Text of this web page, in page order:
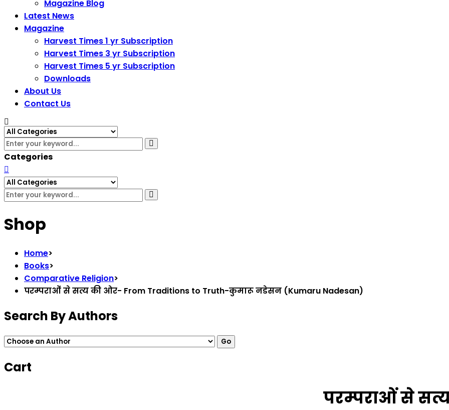
Magazine Blog
Latest News
Magazine
Harvest Times 1 yr Subscription
Harvest Times 3 yr Subscription
Harvest Times 5 yr Subscription
Downloads
About Us
Contact Us
Categories
Shop
Home>
Books>
Comparative Religion>
परम्पराओं से सत्य की ओर- From Traditions to Truth-कुमारू नडेसन (Kumaru Nadesan)
Search By Authors
Cart
परम्पराओं से